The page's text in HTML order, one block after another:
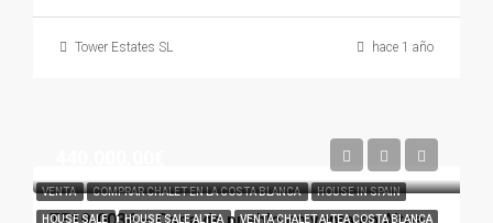
Tower Estates SL hace 1 año
VENTA COMPRAR CHALET EN LA COSTA BLANCA HOUSE IN SPAIN
HOUSE SALE HOUSE SALE ALTEA VENTA CHALET ALTEA COSTA BLANCA